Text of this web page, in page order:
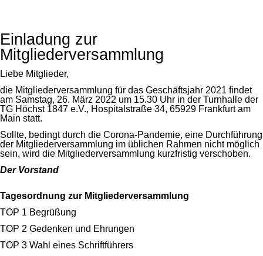
Einladung zur
Mitgliederversammlung
Liebe Mitglieder,
die Mitgliederversammlung für das Geschäftsjahr 2021 findet
am Samstag, 26. März 2022 um 15.30 Uhr in der Turnhalle der
TG Höchst 1847 e.V., Hospitalstraße 34, 65929 Frankfurt am
Main statt.
Sollte, bedingt durch die Corona-Pandemie, eine Durchführung
der Mitgliederversammlung im üblichen Rahmen nicht möglich
sein, wird die Mitgliederversammlung kurzfristig verschoben.
Der Vorstand
Tagesordnung zur Mitgliederversammlung
TOP 1 Begrüßung
TOP 2 Gedenken und Ehrungen
TOP 3 Wahl eines Schriftführers